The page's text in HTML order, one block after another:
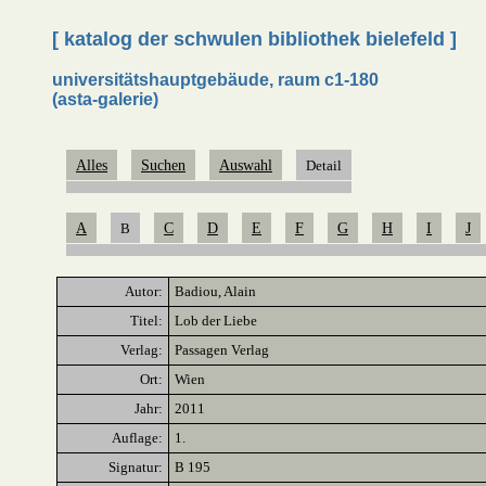
[ katalog der schwulen bibliothek bielefeld ]
universitätshauptgebäude, raum c1-180
(asta-galerie)
Alles Suchen Auswahl Detail
A B C D E F G H I J
Autor:
Badiou, Alain
Titel:
Lob der Liebe
Verlag:
Passagen Verlag
Ort:
Wien
Jahr:
2011
Auflage:
1.
Signatur:
B 195